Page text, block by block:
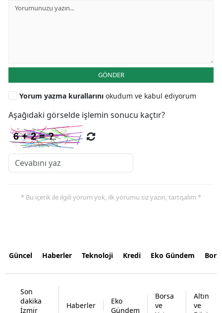
GÖNDER
Yorum yazma kurallarını okudum ve kabul ediyorum
Aşağıdaki görselde işlemin sonucu kaçtır?
* Bu içerik ile ilgili yorum yok, ilk yorumu siz yazın, tartışalım *
Güncel Haberler Teknoloji Kredi Eko Gündem
Son
dakika
İzmir
Haberler
Eko
Gündem
Borsa
ve
Altın
ve